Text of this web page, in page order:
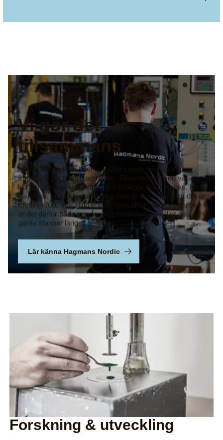
Vi gör det
tillsammans
När vi blickar bakåt ser vi tydligt vägen som tagit oss
framåt: vi gör det tillsammans. Tillsammans med våra
kunder, tillsammans med våra kollegor. Att utmanas, hitta
lösningar, utvecklas och växa ihop är lika roligt som det är
meningsfullt. Inte alltid enkelt, men alltid givande. Kanske
är det därför både kunder och medarbetare väljer oss och
gärna stannar länge?
Lär känna Hagmans Nordic
Forskning & utveckling